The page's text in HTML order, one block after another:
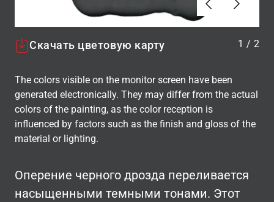
Скачать цветовую карту 1 / 2
The colors visible on the monitor screen have been
generated electronically. They may differ from the actual
colors of the painting, as the color reception is
influenced by factors such as the finish and gloss of the
material or lighting.
Оперение черного дрозда переливается
насыщенными темными тонами. Этот